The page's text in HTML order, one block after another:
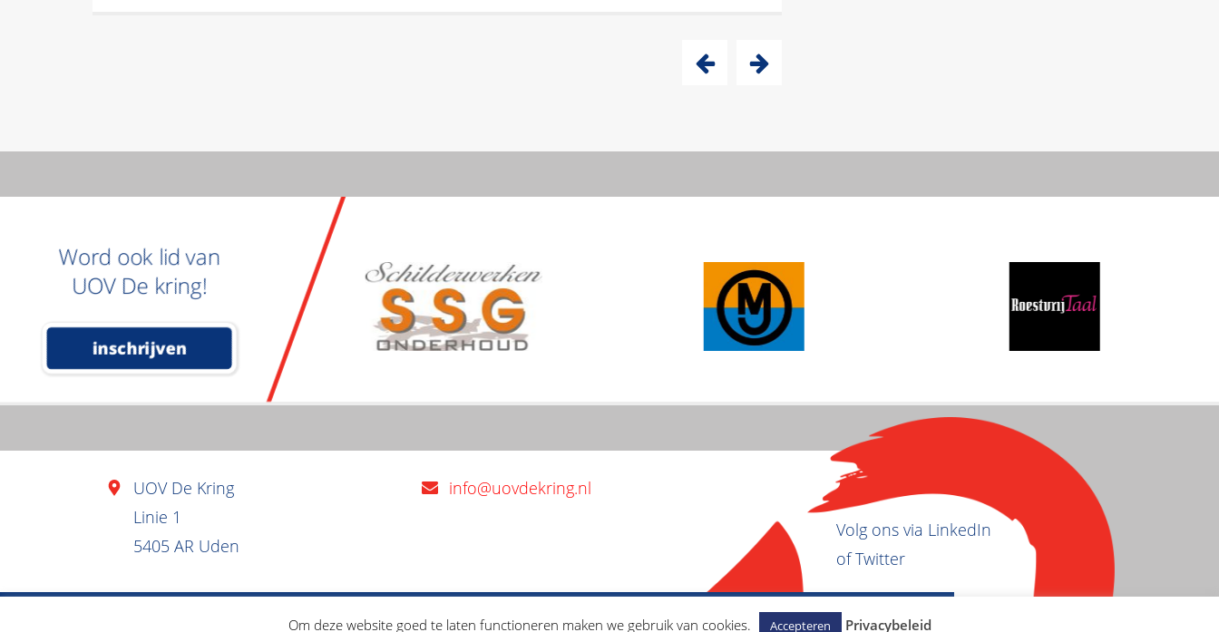
Word ook lid van
UOV De kring!
inschrijven
UOV De Kring
Linie 1
5405 AR Uden
info@uovdekring.nl
Privacybeleid
Volg ons via LinkedIn
of Twitter
Om deze website goed te laten functioneren maken we gebruik van cookies. Accepteren Privacybeleid